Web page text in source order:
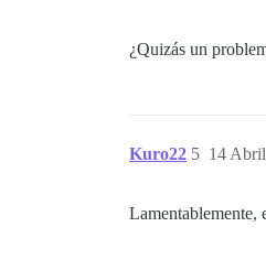
¿Quizás un
Kuro22 14
5
Lamentablemente,